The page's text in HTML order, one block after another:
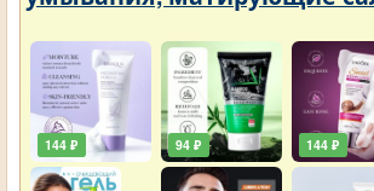
144 ₽ 94 ₽ 144 ₽